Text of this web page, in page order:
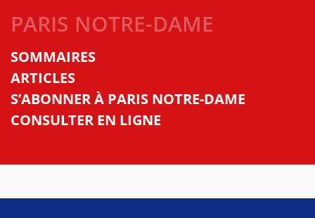
PARIS NOTRE-DAME
SOMMAIRES
ARTICLES
S’ABONNER À PARIS NOTRE-DAME
CONSULTER EN LIGNE